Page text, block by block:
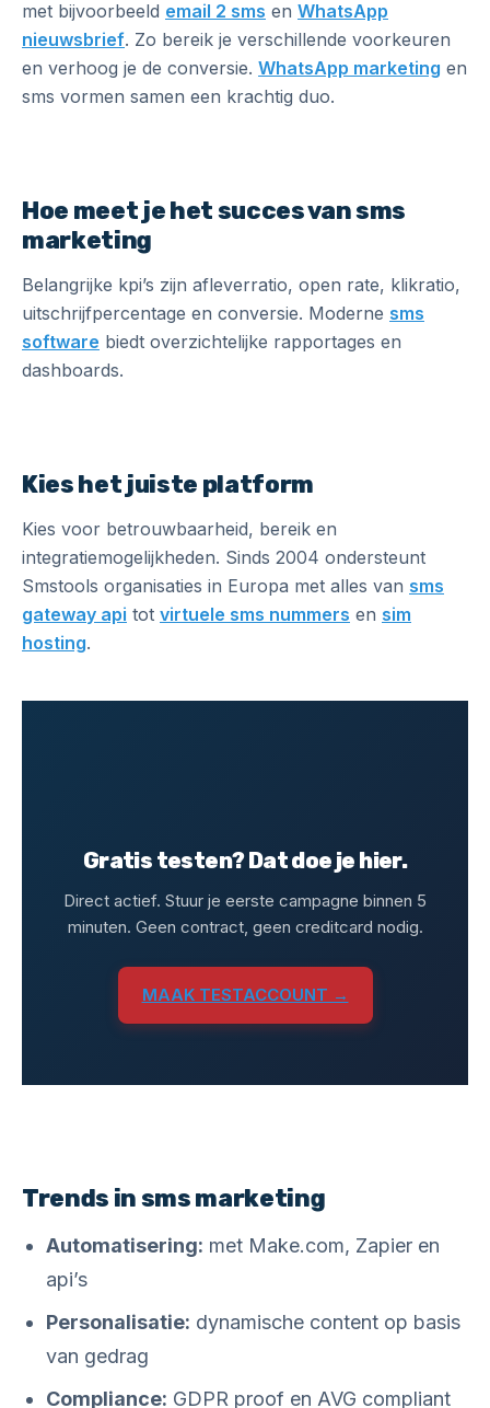
met bijvoorbeeld email 2 sms en WhatsApp
nieuwsbrief. Zo bereik je verschillende voorkeuren
en verhoog je de conversie. WhatsApp marketing en
sms vormen samen een krachtig duo.
Hoe meet je het succes van sms
marketing
Belangrijke kpi’s zijn afleverratio, open rate, klikratio,
uitschrijfpercentage en conversie. Moderne sms
software biedt overzichtelijke rapportages en
dashboards.
Kies het juiste platform
Kies voor betrouwbaarheid, bereik en
integratiemogelijkheden. Sinds 2004 ondersteunt
Smstools organisaties in Europa met alles van sms
gateway api tot virtuele sms nummers en sim
hosting.
Gratis testen? Dat doe je hier.
Direct actief. Stuur je eerste campagne binnen 5
minuten. Geen contract, geen creditcard nodig.
MAAK TESTACCOUNT →
Trends in sms marketing
Automatisering: met Make.com, Zapier en
api’s
Personalisatie: dynamische content op basis
van gedrag
Compliance: GDPR proof en AVG compliant